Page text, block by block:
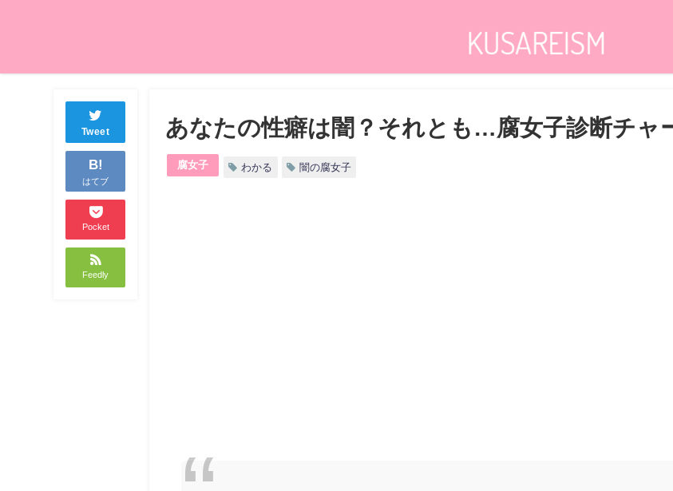
Tweet
B!
はてブ
Pocket
Feedly
あなたの性癖は闇？それとも…腐女子診断チャ
腐女子 わかる 闇の腐女子